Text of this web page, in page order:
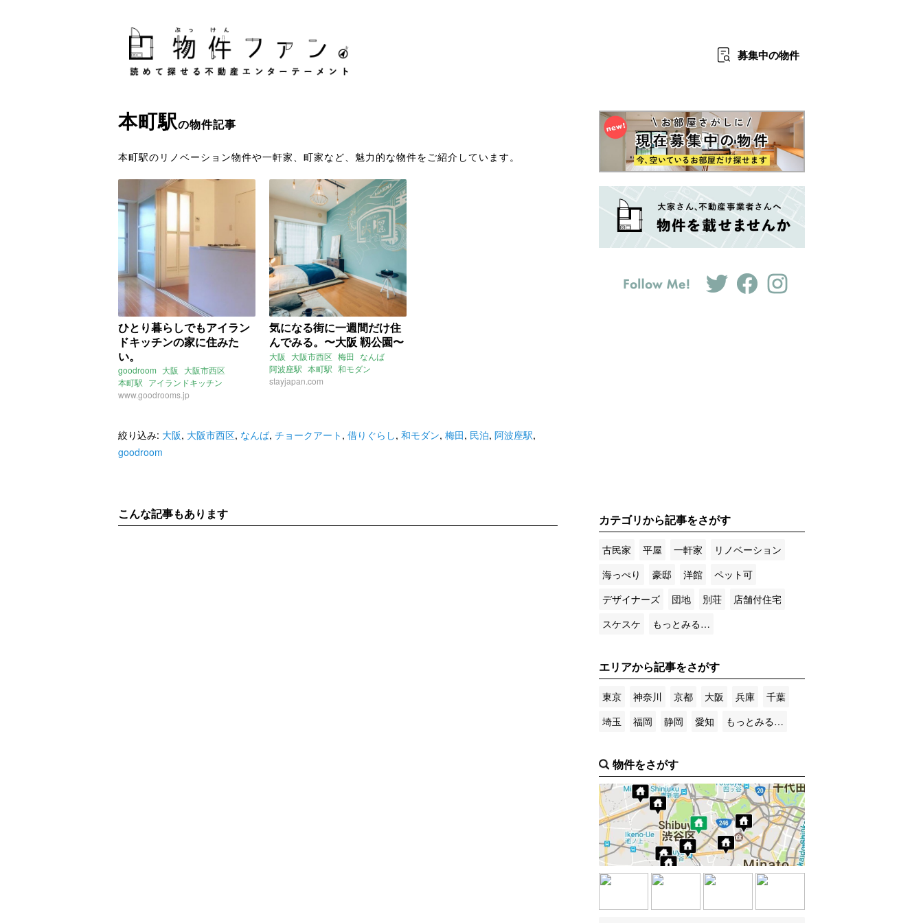
募集中の物件
本町駅の物件記事
本町駅のリノベーション物件や一軒家、町家など、魅力的な物件をご紹介しています。
ひとり暮らしでもアイラン
ドキッチンの家に住みた
い。
goodroom 大阪 大阪市西区
本町駅 アイランドキッチン
www.goodrooms.jp
気になる街に一週間だけ住
んでみる。〜大阪 靱公園〜
大阪 大阪市西区 梅田 なんば
阿波座駅 本町駅 和モダン
チョークアート
stayjapan.com
絞り込み: 大阪, 大阪市西区, なんば, チョークアート , 借りぐらし, 和モダン, 梅田, 民泊, 阿波座駅,
goodroom
こんな記事もあります カテゴリから記事をさがす
古民家 平屋 一軒家
リノベーション
海っぺり
豪邸 洋館
ペット可
デザイナーズ
団地 別荘
店舗付住宅
スケスケ
もっとみる…
エリアから記事をさがす
東京 神奈川 京都 大阪 兵庫
千葉
埼玉
福岡 静岡 愛知 もっとみる…
物件をさがす